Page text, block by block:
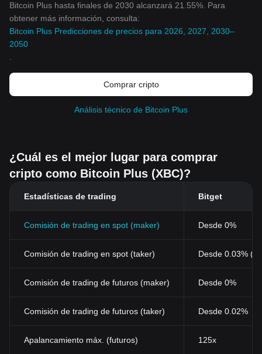
Bitcoin Plus hasta finales de 2030 alcanzará 21.55%. Para
obtener más información, consulta:
Bitcoin Plus Predicciones de precios para 2026, 2027, 2030–
2050
Comprar cripto
Análisis técnico de Bitcoin Plus
¿Cuál es el mejor lugar para comprar
cripto como Bitcoin Plus (XBC)?
Estadísticas de trading Bitget
Comisión de trading en spot (maker) Desde 0%
Comisión de trading en spot (taker) Desde 0.03%
Comisión de trading de futuros (maker) Desde 0%
Comisión de trading de futuros (taker) Desde 0.02%
Apalancamiento máx. (futuros) 125x